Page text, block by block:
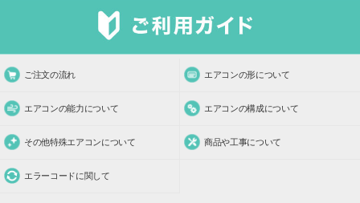
ご注文の流れ エアコンの形について
エアコンの能力について エアコンの構成について
その他特殊エアコンについて 商品や工事について
エラーコードに関して